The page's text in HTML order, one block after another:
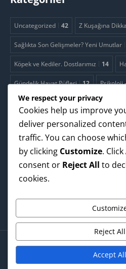
Uncategorized 42 Z Kuşağına
Sağlıkta Son Gelişmeler? Yeni Umutlar
Köpek ve Kediler. Dostlarımız 14
Gündelik Hayat Püfleri 12 Psikoloji
Uzmanlarla Video Sohbetler 9
Reklamcılık. Paranızı boşa harcamayın!
2.Bahara Ne Kadar Hazırsınız? 4
İklim - Çevre. Nereye ?
Evde kolayca yapılacak fitness
Yemek sadece yemek yemek değildir
We respect your privacy
Cookies help us improve
deliver personalized
traffic. You can choose
by clicking Customize. Click
consent or Reject All to
cookies.
Reject All
Accept All